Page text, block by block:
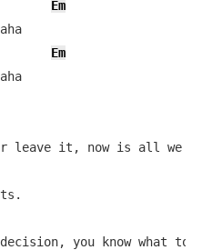
Em
Voulez-vous,  aha,  aha,  aha
Em
leave it, now is all we
you know what to